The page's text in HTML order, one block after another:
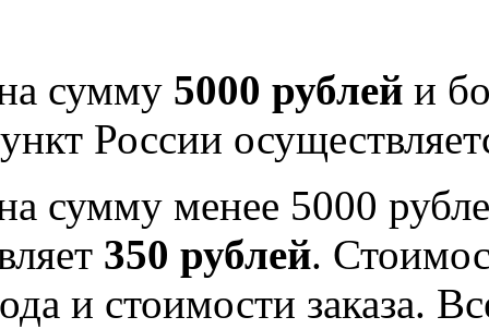
сумму 5000 рублей и
России
сумму менее 5000
350 рублей.
и стоимости заказа.